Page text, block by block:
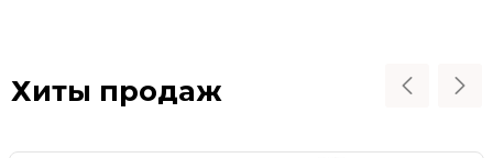
Хиты продаж